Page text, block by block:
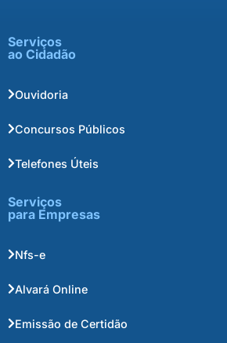
Serviços
ao Cidadão
Ouvidoria
Concursos Públicos
Telefones Úteis
Serviços
para Empresas
Nfs-e
Alvará Online
Emissão de Certidão